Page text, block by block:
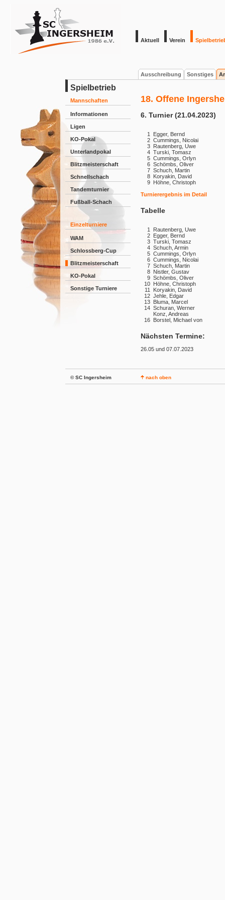
Aktuell Verein
Ausschreibung Sonstiges
Spielbetrieb
Mannschaften
Informationen
Ligen
KO-Pokal
Unterlandpokal
Blitzmeisterschaft
Schnellschach
Tandemturnier
Fußball-Schach
Einzelturniere
WAM
Schlossberg-Cup
Blitzmeisterschaft
KO-Pokal
Sonstige Turniere
18. Offene
6. Turnier (21.04.2023)
1
Egger, Bernd
2 Cummings, Nicolai
3 Rautenberg, Uwe
4 Turski, Tomasz
5 Cummings, Orlyn
6 Schömbs, Oliver
7 Schuch, Martin
8 Koryakin, David
9 Höhne, Christoph
Turnierergebnis im Detail
Tabelle
1
Rautenberg, Uwe
2 Egger, Bernd
3 Turski, Tomasz
4 Schuch, Armin
5 Cummings, Orlyn
6 Cummings, Nicolai
7 Schuch, Martin
8 Nistler, Gustav
9 Schömbs, Oliver
10 Höhne, Christoph
11
Koryakin, David
12 Jehle, Edgar
13 Bluma, Marcel
14 Schuran, Werner
Konz, Andreas
16 Borstel, Michael von
Nächsten Termine:
26.05 und 07.07.2023
© SC Ingersheim nach oben